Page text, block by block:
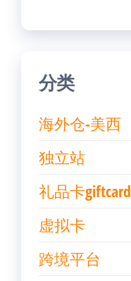
分类
海外仓-美西
独立站
礼品卡giftcard
虚拟卡
跨境平台